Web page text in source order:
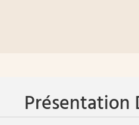
Présentation